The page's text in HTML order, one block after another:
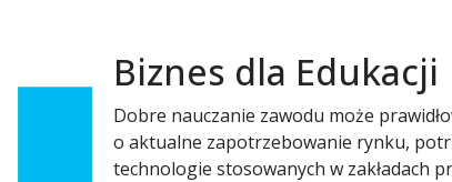
Biznes dla Edukacji
Dobre nauczanie zawodu może
o aktualne zapotrzebowanie rynku,
technologie stosowanych w zakładach